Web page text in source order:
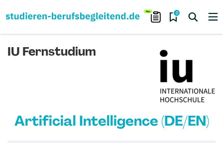
0
IU Fernstudium
Artificial Intelligence (DE/EN)